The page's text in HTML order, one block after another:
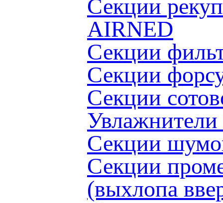
Секции
AIRNED
Секции
Секции
Секции
Секции
Секции
(выхлопа